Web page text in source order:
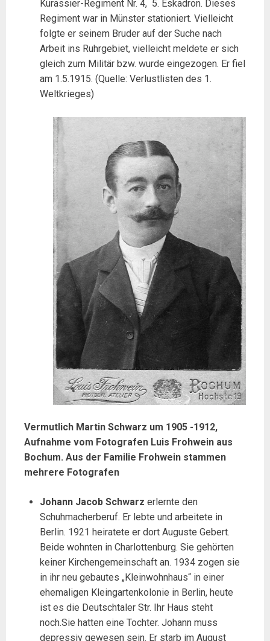
Kürassier-Regiment Nr. 4, 5. Eskadron. Dieses
Regiment war in Münster stationiert. Vielleicht
folgte er seinem Bruder auf der Suche nach
Arbeit ins Ruhrgebiet, vielleicht meldete er sich
gleich zum Militär bzw. wurde eingezogen. Er fiel
am 1.5.1915. (Quelle: Verlustlisten des 1.
Weltkrieges)
Vermutlich Martin Schwarz um 1905 -1912,
Aufnahme vom Fotografen Luis Frohwein aus
Bochum. Aus der Familie Frohwein stammen
mehrere Fotografen
Johann Jacob Schwarz erlernte den
Schuhmacherberuf. Er lebte und arbeitete in
Berlin. 1921 heiratete er dort Auguste Gebert.
Beide wohnten in Charlottenburg. Sie gehörten
keiner Kirchengemeinschaft an. 1934 zogen sie
in ihr neu gebautes „Kleinwohnhaus“ in einer
ehemaligen Kleingartenkolonie in Berlin, heute
ist es die Deutschtaler Str. Ihr Haus steht
noch.Sie hatten eine Tochter. Johann muss
depressiv gewesen sein. Er starb im August